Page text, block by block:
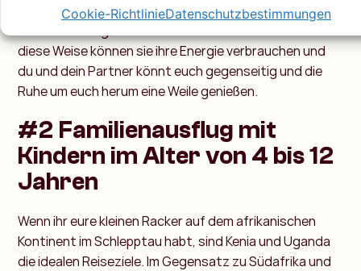
Cookie-RichtlinieDatenschutzbestimmungen
können im Pool planschen, in der Natur laufen und an
diese Weise können sie ihre Energie verbrauchen und
du und dein Partner könnt euch gegenseitig und die
Ruhe um euch herum eine Weile genießen.
#2 Familienausflug mit
Kindern im Alter von 4 bis 12
Jahren
Wenn ihr eure kleinen Racker auf dem afrikanischen
Kontinent im Schlepptau habt, sind Kenia und Uganda
die idealen Reiseziele. Im Gegensatz zu Südafrika und